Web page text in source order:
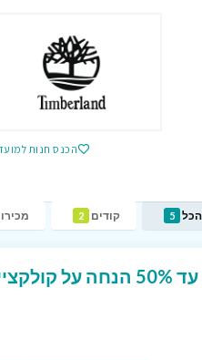
הכנס חנות
הכל 5 קודים 2
מבצע באתר טימברלנד ! עד 50% הנחה על